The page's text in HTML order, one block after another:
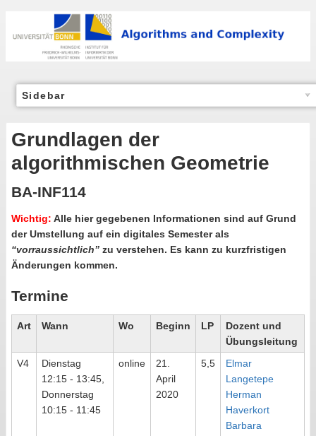
Sidebar
Grundlagen der
algorithmischen Geometrie
BA-INF114
Wichtig: Alle hier gegebenen Informationen sind auf Grund
der Umstellung auf ein digitales Semester als
“vorraussichtlich” zu verstehen. Es kann zu kurzfristigen
Änderungen kommen.
Termine
Art Wann Wo Beginn LP
Dozent und
Übungsleitung
V4
Dienstag
12:15 - 13:45,
Donnerstag
10:15 - 11:45
online
21.
April
2020
5,5
Elmar
Langetepe
Herman
Haverkort
Barbara